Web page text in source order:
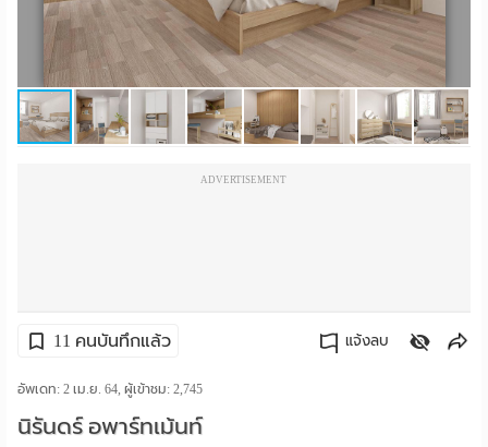
เดือน
ห้อง
โฆษณา
ลง
ประกาศ
ADVERTISEMENT
11 คนบันทึกแล้ว แจ้งลบ
อัพเดท: 2 เม.ย. 64, ผู้เข้าชม:2,745
นิรันดร์ อพาร์ทเม้นท์